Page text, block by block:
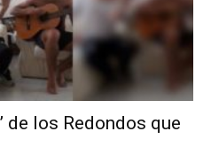
de los Redondos que